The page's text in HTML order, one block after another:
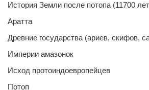
История Земли после потопа (11700
Аратта
Древние государства (ариев, скифов,
Империи амазонок
Исход протоиндоевропейцев
Потоп